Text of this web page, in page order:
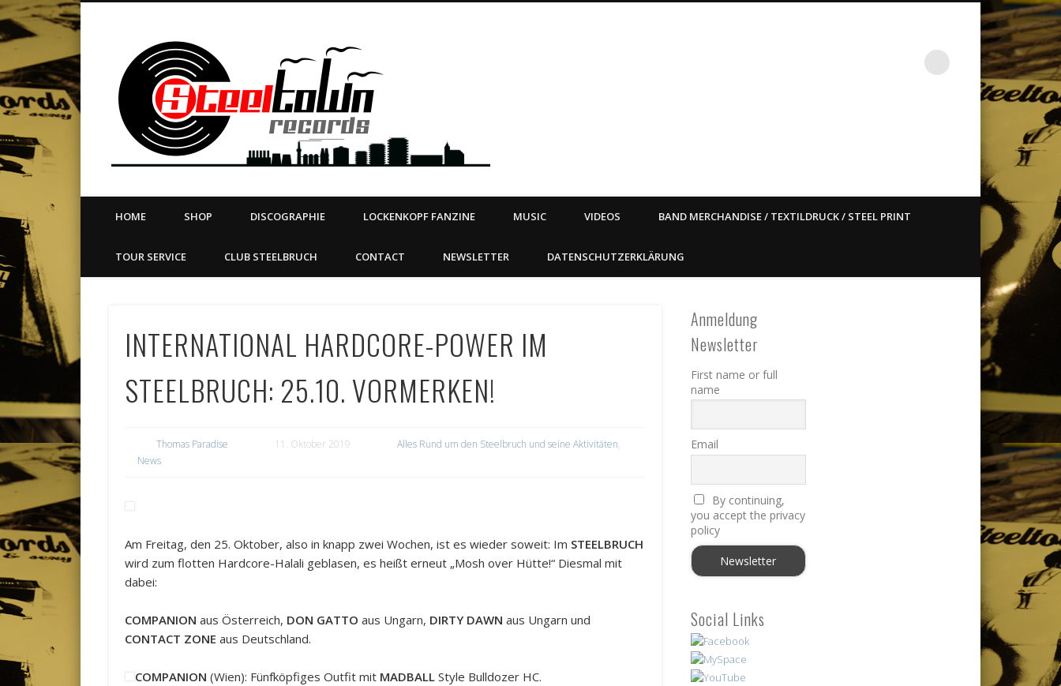
Steeltown Records – East ain`t dead so straight
LABEL | MERCH | PRINT | DIY | FANZINE | TOURSERVICE | BOOKING
VimeoDribble LinkedIn
HOME SHOP DISCOGRAPHIE LOCKENKOPF FANZINE MUSIC VIDEOS BAND MERCHANDISE / TEXTILDRUCK / STEEL PRINT
TOUR SERVICE CLUB STEELBRUCH CONTACT NEWSLETTER DATENSCHUTZERKLÄRUNG
INTERNATIONAL HARDCORE-POWER IM
STEELBRUCH: 25.10. VORMERKEN!
Thomas Paradise 11. Oktober 2019 Alles Rund um den Steelbruch und seine Aktivitäten,
News
Am Freitag, den 25. Oktober, also in knapp zwei Wochen, ist es wieder soweit: Im STEELBRUCH
wird zum flotten Hardcore-Halali geblasen, es heißt erneut „Mosh over Hütte!“ Diesmal mit
dabei:
COMPANION aus Österreich, DON GATTO aus Ungarn, DIRTY DAWN aus Ungarn und
CONTACT ZONE aus Deutschland.
COMPANION (Wien): Fünfköpfiges Outfit mit MADBALL Style Bulldozer HC.
Anmeldung
Newsletter
First name or full
name
Email
By continuing,
you accept the privacy
policy
Social Links